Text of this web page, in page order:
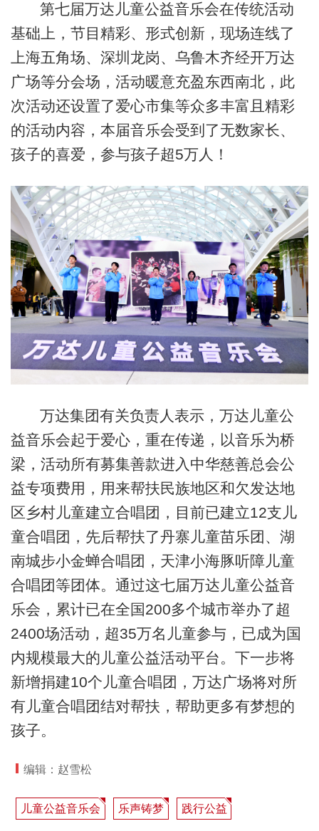
第七届万达儿童公益音乐会在传统活动
基础上，节目精彩、形式创新，现场连线了
上海五角场、深圳龙岗、乌鲁木齐经开万达
广场等分会场，活动暖意充盈东西南北，此
次活动还设置了爱心市集等众多丰富且精彩
的活动内容，本届音乐会受到了无数家长、
孩子的喜爱，参与孩子超5万人！
万达集团有关负责人表示，万达儿童公
益音乐会起于爱心，重在传递，以音乐为桥
梁，活动所有募集善款进入中华慈善总会公
益专项费用，用来帮扶民族地区和欠发达地
区乡村儿童建立合唱团，目前已建立12支儿
童合唱团，先后帮扶了丹寨儿童苗乐团、湖
南城步小金蝉合唱团，天津小海豚听障儿童
合唱团等团体。通过这七届万达儿童公益音
乐会，累计已在全国200多个城市举办了超
2400场活动，超35万名儿童参与，已成为国
内规模最大的儿童公益活动平台。下一步将
新增捐建10个儿童合唱团，万达广场将对所
有儿童合唱团结对帮扶，帮助更多有梦想的
孩子。
编辑：赵雪松
儿童公益音乐会 乐声铸梦 践行公益